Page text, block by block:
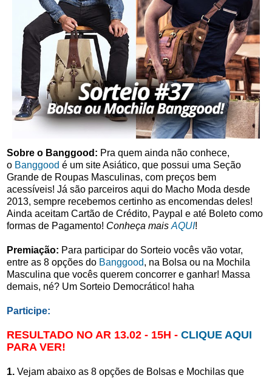
Sobre o Banggood: Pra quem ainda não conhece,
o Banggood é um site Asiático, que possui uma Seção
Grande de Roupas Masculinas, com preços bem
acessíveis! Já são parceiros aqui do Macho Moda desde
2013, sempre recebemos certinho as encomendas deles!
Ainda aceitam Cartão de Crédito, Paypal e até Boleto como
formas de Pagamento! Conheça mais AQUI!
Premiação: Para participar do Sorteio vocês vão votar,
entre as 8 opções do Banggood, na Bolsa ou na Mochila
Masculina que vocês querem concorrer e ganhar! Massa
demais, né? Um Sorteio Democrático! haha
Participe:
RESULTADO NO AR 13.02 - 15H - CLIQUE AQUI
PARA VER!
1. Vejam abaixo as 8 opções de Bolsas e Mochilas que